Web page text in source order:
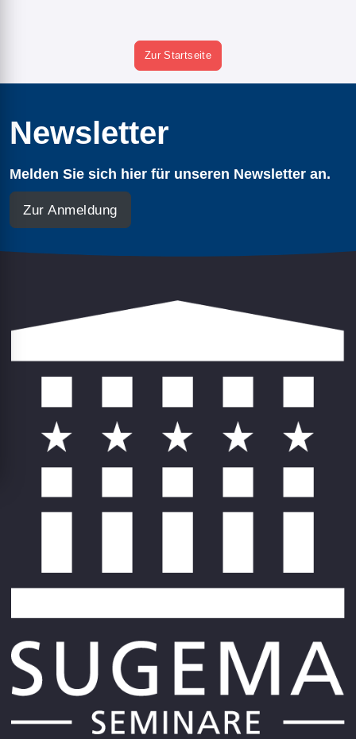
Zur Startseite
Newsletter
Melden Sie sich hier für unseren Newsletter an.
Zur Anmeldung